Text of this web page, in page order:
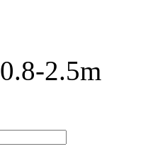
0.8-2.5m